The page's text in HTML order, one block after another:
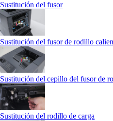
Sustitución del fusor
Sustitución del fusor de rodillo
Sustitución del cepillo del fusor de
Sustitución del rodillo de carga